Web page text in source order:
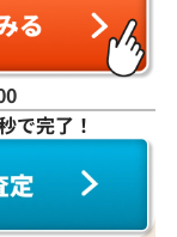
で完了！